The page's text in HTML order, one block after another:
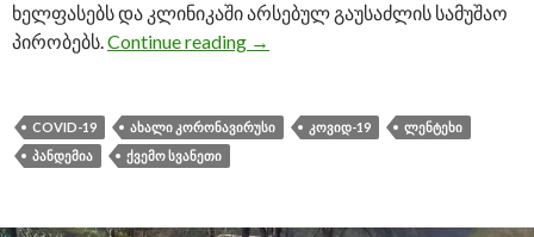
ხელფასებს და კლინიკაში არსებულ გაუსაძლის სამუშაო
პირობებს.Continue reading ქვემო სვანეთში ერთადერთი
→
COVID-19 ᲐᲮᲐᲚᲘ ᲙᲝᲠᲝᲜᲐᲕᲘᲠᲣᲡᲘ ᲙᲝᲕᲘᲓ-19
ᲚᲔᲜᲢᲔᲮᲘ
ᲞᲐᲜᲓᲔᲛᲘᲐ
ᲥᲕᲔᲛᲝ ᲡᲕᲐᲜᲔᲗᲘ